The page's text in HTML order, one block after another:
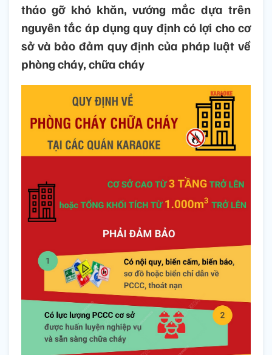
tháo gỡ khó khăn, vướng mắc dựa trên
nguyên tắc áp dụng quy định có lợi cho cơ
sở và bảo đảm quy định của pháp luật về
phòng cháy, chữa cháy